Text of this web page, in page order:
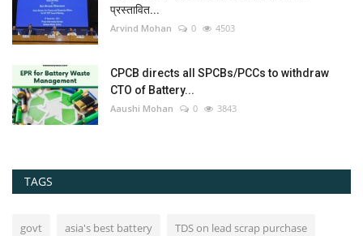
प्रस्तावित...
Arvind Mohan 0 4503
CPCB directs all SPCBs/PCCs to withdraw
CTO of Battery...
Aaushi Mohan 0 3843
TAGS
govt asia's best battery TDS on lead scrap purchase